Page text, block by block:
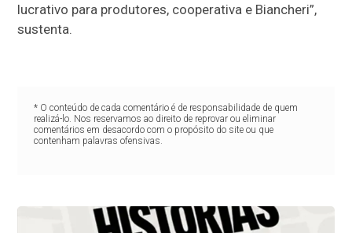
lucrativo para produtores, cooperativa e Biancheri”,
sustenta.
* O conteúdo de cada comentário é de responsabilidade de quem
realizá-lo. Nos reservamos ao direito de reprovar ou eliminar
comentários em desacordo com o propósito do site ou que
contenham palavras ofensivas.